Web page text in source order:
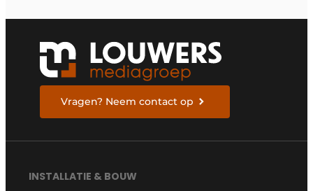
Vragen? Neem contact op
INSTALLATIE & BOUW